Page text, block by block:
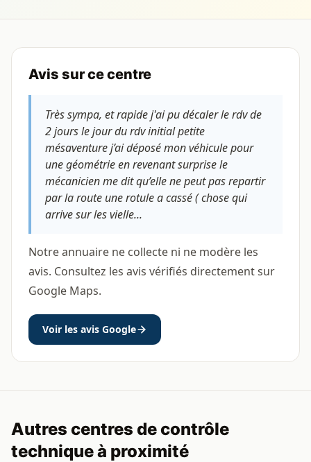
Avis sur ce centre
Très sympa, et rapide j'ai pu décaler le rdv de
2 jours le jour du rdv initial petite
mésaventure j’ai déposé mon véhicule pour
une géométrie en revenant surprise le
mécanicien me dit qu’elle ne peut pas repartir
par la route une rotule a cassé ( chose qui
arrive sur les vielle...
Notre annuaire ne collecte ni ne modère les
avis. Consultez les avis vérifiés directement sur
Google Maps.
Voir les avis Google
Autres centres de contrôle
technique à proximité